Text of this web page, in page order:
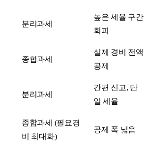
분리과세
높은 세율 구간
회피
종합과세
실제 경비 전액
공제
분리과세
간편 신고, 단
일 세율
종합과세 (필요경
비 최대화)
공제 폭 넓음